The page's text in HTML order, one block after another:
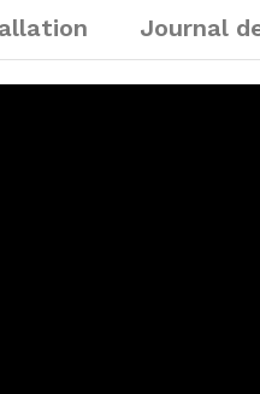
Journal